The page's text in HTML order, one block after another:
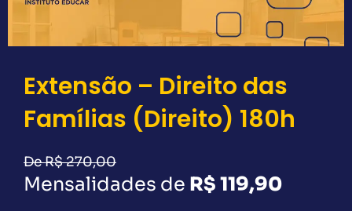
Extensão – Direito das
Famílias (Direito) 180h
De R$ 270,00
Mensalidades de R$ 119,90